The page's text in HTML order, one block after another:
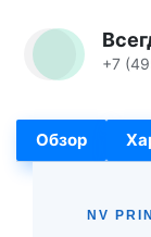
+7
Обзор
NV